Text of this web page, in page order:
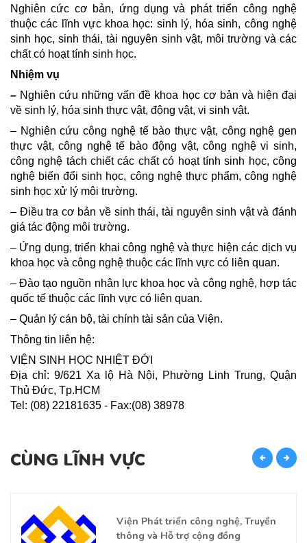
Nghiên cức cơ bản, ứng dụng và phát triển công nghệ
thuộc các lĩnh vực khoa học: sinh lý, hóa sinh, công nghệ
sinh học, sinh thái, tài nguyên sinh vật, môi trường và các
chất có hoạt tính sinh học.
Nhiệm vụ
– Nghiên cứu những vấn đề khoa học cơ bản và hiện đại
về sinh lý, hóa sinh thực vật, động vật, vi sinh vật.
– Nghiên cứu công nghệ tế bào thực vật, công nghệ gen
thực vật, công nghệ tế bào động vật, công nghệ vi sinh,
công nghệ tách chiết các chất có hoạt tính sinh học, công
nghệ biến đổi sinh học, công nghệ thực phẩm, công nghệ
sinh học xử lý môi trường.
– Điều tra cơ bản về sinh thái, tài nguyên sinh vật và đánh
giá tác động môi trường.
– Ứng dụng, triển khai công nghệ và thực hiện các dịch vụ
khoa học và công nghệ thuộc các lĩnh vực có liên quan.
– Đào tạo nguồn nhân lực khoa học và công nghệ, hợp tác
quốc tế thuộc các lĩnh vực có liên quan.
– Quản lý cán bộ, tài chính tài sản của Viện.
Thông tin liên hệ:
VIỆN SINH HỌC NHIỆT ĐỚI
Địa chỉ: 9/621 Xa lộ Hà Nội, Phường Linh Trung, Quận
Thủ Đức, Tp.HCM
Tel: (08) 22181635 - Fax:(08) 38978
CÙNG LĨNH VỰC
Viện Phát triển công nghệ, Truyền
thông và Hỗ trợ cộng đồng